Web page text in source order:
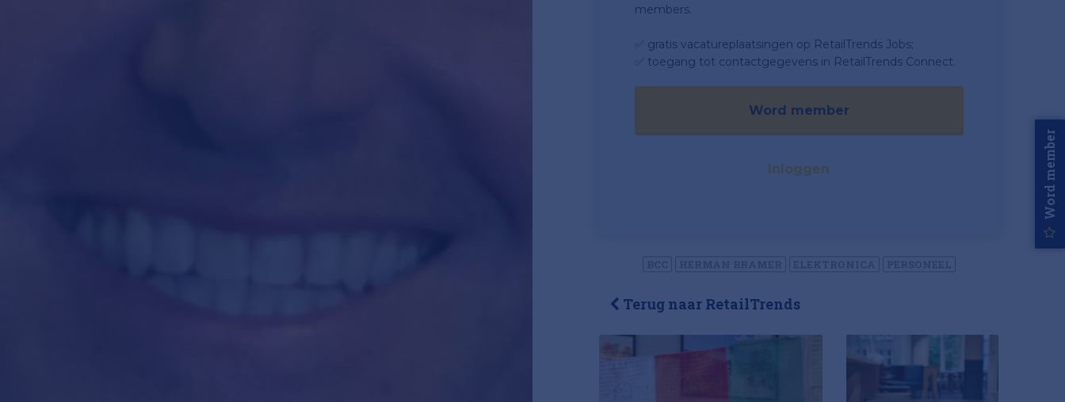
members.
✅ gratis vacatureplaatsingen op RetailTrends Jobs;
✅ toegang tot contactgegevens in RetailTrends Connect.
Word member
Inloggen
Terug naar RetailTrends
Word member